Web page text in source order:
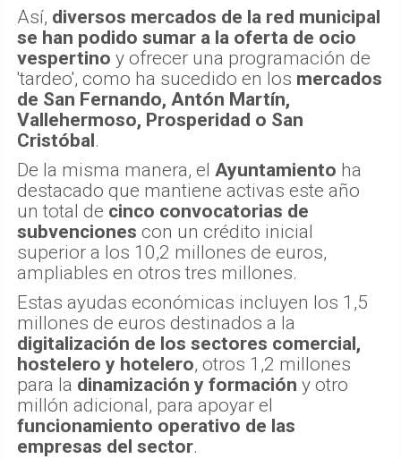
Así, diversos mercados de la red municipal
se han podido sumar a la oferta de ocio
vespertino y ofrecer una programación de
'tardeo', como ha sucedido en los mercados
de San Fernando, Antón Martín,
Vallehermoso, Prosperidad o San
Cristóbal.
De la misma manera, el Ayuntamiento ha
destacado que mantiene activas este año
un total de cinco convocatorias de
subvenciones con un crédito inicial
superior a los 10,2 millones de euros,
ampliables en otros tres millones.
Estas ayudas económicas incluyen los 1,5
millones de euros destinados a la
digitalización de los sectores comercial,
hostelero y hotelero, otros 1,2 millones
para la dinamización y formación y otro
millón adicional, para apoyar el
funcionamiento operativo de las
empresas del sector.